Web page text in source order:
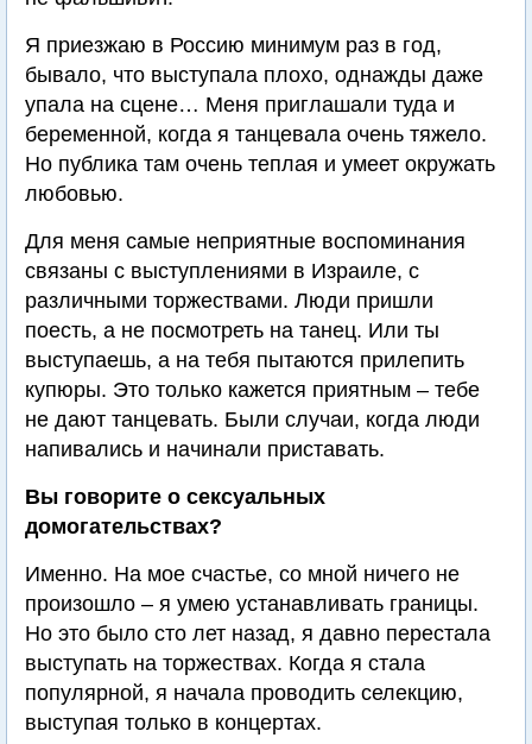
Я приезжаю в Россию минимум раз в год,
бывало, что выступала плохо, однажды даже
упала на сцене… Меня приглашали туда и
беременной, когда я танцевала очень тяжело.
Но публика там очень теплая и умеет окружать
любовью.
Для меня самые неприятные воспоминания
связаны с выступлениями в Израиле, с
различными торжествами. Люди пришли
поесть, а не посмотреть на танец. Или ты
выступаешь, а на тебя пытаются прилепить
купюры. Это только кажется приятным – тебе
не дают танцевать. Были случаи, когда люди
напивались и начинали приставать.
Вы говорите о сексуальных
домогательствах?
Именно. На мое счастье, со мной ничего не
произошло – я умею устанавливать границы.
Но это было сто лет назад, я давно перестала
выступать на торжествах. Когда я стала
популярной, я начала проводить селекцию,
выступая только в концертах.